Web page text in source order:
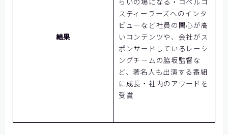
結果
スティーラーズへのインタ
ビューなど社員の関心が高
いコンテンツや、会社がス
ポンサードしているレーシ
ングチームの脇坂監督な
ど、著名人も出演する番組
に成長・社内のアワードを
受賞